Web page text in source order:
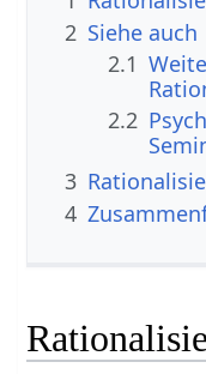
2 Siehe auch
2.1
2.2
3
4